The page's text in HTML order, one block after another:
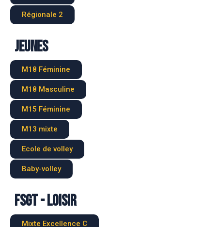
Régionale 2
Jeunes
M18 Féminine
M18 Masculine
M15 Féminine
M13 mixte
Ecole de volley
Baby-volley
FSGT - LOISIR
Mixte Excellence C